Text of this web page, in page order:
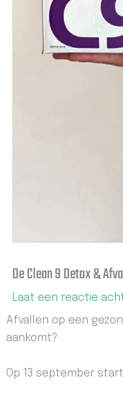
De Clean 9 Detox &
Laat een reactie
Afvallen op een
aankomt?
Op 13 september